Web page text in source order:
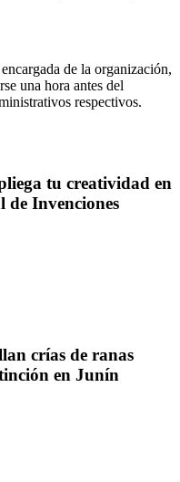
de la organización,
una hora antes del
respectivos.
tu creatividad en
de Invenciones
crías de ranas
en Junín